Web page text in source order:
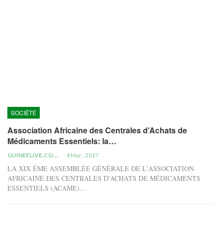
SOCIÉTÉ
Association Africaine des Centrales d’Achats de
Médicaments Essentiels: la…
GUINEELIVE.COM 4 Mar , 2017
LA XIX ÈME ASSEMBLÉE GÉNÉRALE DE L'ASSOCIATION
AFRICAINE DES CENTRALES D'ACHATS DE MÉDICAMENTS
ESSENTIELS (ACAME)…